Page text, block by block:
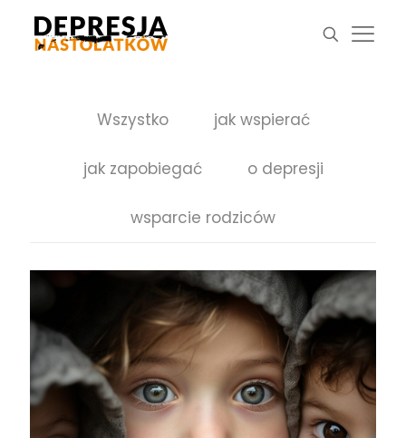
Wszystko jak wspierać
jak zapobiegać o depresji
wsparcie rodziców